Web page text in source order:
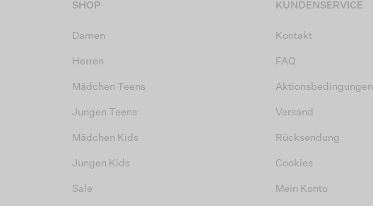
SHOP
Damen
Herren
Mädchen Teens
Jungen Teens
Mädchen Kids
Jungen Kids
Sale
KUNDENSERVICE
Kontakt
FAQ
Aktionsbedingungen
Versand
Rücksendung
Cookies
Mein Konto